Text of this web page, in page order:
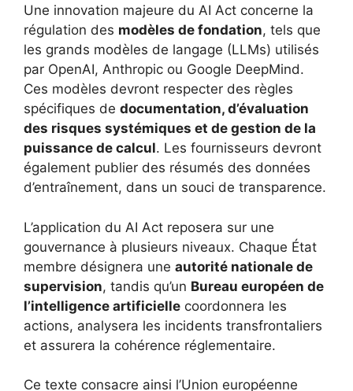
Une innovation majeure du AI Act concerne la
régulation des modèles de fondation, tels que
les grands modèles de langage (LLMs) utilisés
par OpenAI, Anthropic ou Google DeepMind.
Ces modèles devront respecter des règles
spécifiques de documentation, d’évaluation
des risques systémiques et de gestion de la
puissance de calcul. Les fournisseurs devront
également publier des résumés des données
d’entraînement, dans un souci de transparence.
L’application du AI Act reposera sur une
gouvernance à plusieurs niveaux. Chaque État
membre désignera une autorité nationale de
supervision, tandis qu’un Bureau européen de
l’intelligence artificielle coordonnera les
actions, analysera les incidents transfrontaliers
et assurera la cohérence réglementaire.
Ce texte consacre ainsi l’Union européenne